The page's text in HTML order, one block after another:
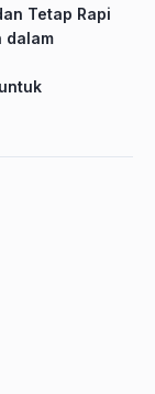
Tetap Rapi
dalam